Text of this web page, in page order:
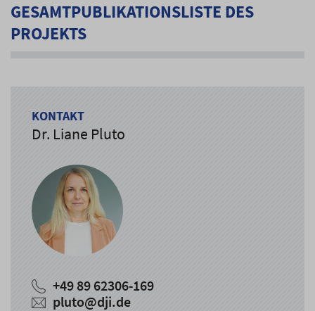
GESAMTPUBLIKATIONSLISTE DES
PROJEKTS
KONTAKT
Dr. Liane Pluto
+49 89 62306-169
pluto@dji.de